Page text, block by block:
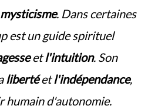
mysticisme. Dans certaines
est un guide spirituel
etl'intuition. Son
libertéetl'indépendance,
humain d'autonomie.